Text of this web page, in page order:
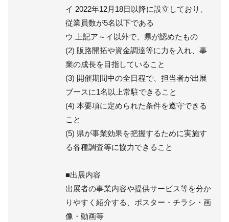
イ 2022年12月18日以降に設立しており、
従業員数が5名以下である
ウ 上記ア～イ以外で、県が認めたもの
(2) 販路開拓や資金調達等に力を入れ、事
業の成長を目指していること
(3) 開催期間中の全日程で、担当者が出展
ブースに1名以上常駐できること
(4) 本要項に定められた条件を遵守できる
こと
(5) 県が事業効果を把握するために実施す
る各種調査等に協力できること
■出展内容
出展者の事業内容や提供サービス等を分か
りやすく紹介する、ポスター・チラシ・画
像・動画等